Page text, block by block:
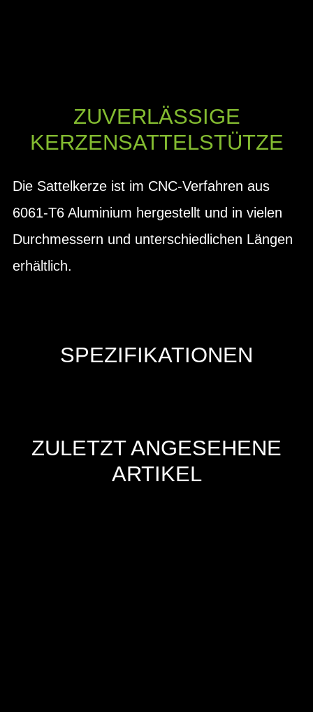
ZUVERLÄSSIGE
KERZENSATTELSTÜTZE
Die Sattelkerze ist im CNC-Verfahren aus
6061-T6 Aluminium hergestellt und in vielen
Durchmessern und unterschiedlichen Längen
erhältlich.
SPEZIFIKATIONEN
ZULETZT ANGESEHENE
ARTIKEL